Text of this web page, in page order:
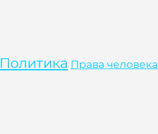
Политика Права человека